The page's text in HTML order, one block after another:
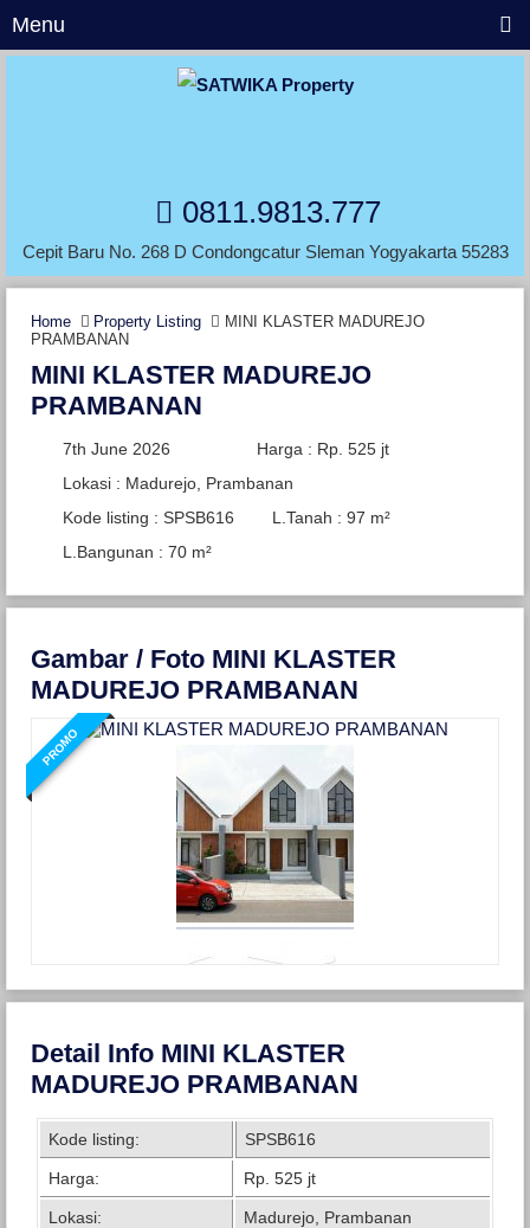
Menu
0811.9813.777
Cepit Baru No. 268 D Condongcatur Sleman Yogyakarta 55283
Home Property Listing
MINI KLASTER MADUREJO
PRAMBANAN
MINI KLASTER MADUREJO
PRAMBANAN
7th June 2026
Harga : Rp. 525 jt
Lokasi : Madurejo, Prambanan
Kode listing : SPSB616
L.Tanah : 97 m²
L.Bangunan : 70 m²
Gambar / Foto MINI KLASTER
MADUREJO PRAMBANAN
PROMO
Detail Info MINI KLASTER
MADUREJO PRAMBANAN
Kode listing: SPSB616
Harga: Rp. 525 jt
Lokasi: Madurejo, Prambanan